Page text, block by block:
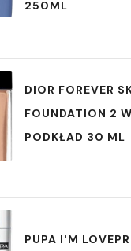
250ML
DIOR FOREVER
FOUNDATION 2
PODKŁAD 30 ML
PUPA I'M